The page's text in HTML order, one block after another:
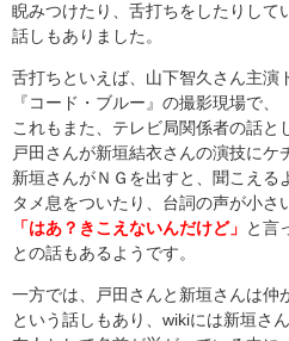
睨みつけたり、舌打ちをしたりして
話しもありました。
舌打ちといえば、山下智久さん主演
『コード・ブルー』の撮影現場で、
これもまた、テレビ局関係者の話と
戸田さんが新垣結衣さんの演技にケ
新垣さんがＮＧを出すと、聞こえる
タメ息をついたり、台詞の声が小さ
「はあ？きこえないんだけど」 と言
との話もあるようです。
一方では、戸田さんと新垣さんは仲
という話しもあり、wikiには新垣さ